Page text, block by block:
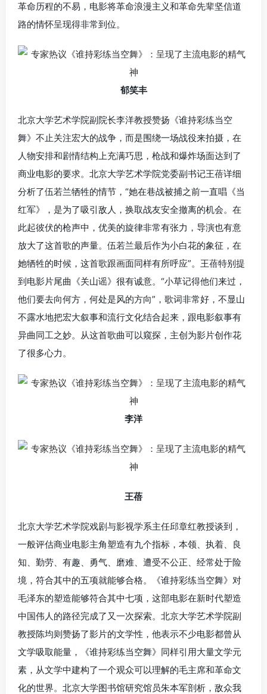
革命历程的不易，电影将革命浪漫主义和革命先辈坚信道
路的情怀呈现得非常到位。
郁笑丰
北京大学艺术学院副院长李洋教授赞扬《谁持彩练当空
舞》不止关注宏大的战争，而是围绕一场战役来拍摄，在
人物安排和剧情结构上充满巧思，枪战和爆炸场面达到了
商业电影的要求。北京大学艺术学院党委副书记王蓓详细
分析了伍若兰牺牲的情节，“她在巷战被捕之前一直唱《当
红军》，是为了吸引敌人，换取战友安全撤离的机会。在
此起彼伏的枪声中，优美的旋律非常有张力，导演也有意
放大了这首歌的声量。伍若兰最后作为小白花的象征，在
她牺牲的时候，这首歌跟画面同样有所呼应”。王蓓特别提
到电影片尾曲《关山谣》很有诚意。“小草记得他们来过，
他们要去向何方，何处是风的方向”，歌词非常好，不显山
不露水地把宏大叙事和流行文化结合起来，跟电影叙事有
异曲同工之妙。从这首歌曲可以窥探，主创为影片创作花
了很多心力。
李洋
王蓓
北京大学艺术学院戏剧与影视学系主任邱章红教授谈到，
一般评估商业电影主角塑造有九个指标，本领、执着、良
知、勤劳、有趣、勇气、磨难、遭受不公正、经常处于险
境，符合其中的五项就能够合格。《谁持彩练当空舞》对
毛泽东的塑造能够符合其中七项，这部电影在新时代塑造
中国伟人的路径完成了又一次探索。北京大学艺术学院副
教授陈均则赞扬了影片的文学性，他表示不少电影都曾从
文学吸取能量，《谁持彩练当空舞》同样引用大量文学元
素，从文学中建构了一个观众可以理解的毛主席和革命文
化的世界。北京大学图书馆研究馆员朱本军剖析，敌众我